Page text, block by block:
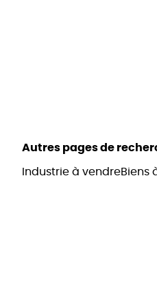
Autres pages de
Industrie à vendreBiens